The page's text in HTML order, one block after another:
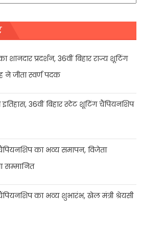
प्रदर्शन, 36वीं बिहार राज्य शूटिंग
जीता स्वर्ण पदक
इतिहास, 36वीं बिहार स्टेट शूटिंग चैंपियनशिप
का भव्य समापन, विजेता
सम्मानित
का भव्य शुभारंभ, खेल मंत्री श्रेयसी